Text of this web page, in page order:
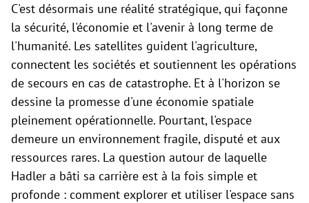
C'est désormais une réalité stratégique, qui façonne
la sécurité, l'économie et l'avenir à long terme de
l'humanité. Les satellites guident l'agriculture,
connectent les sociétés et soutiennent les opérations
de secours en cas de catastrophe. Et à l'horizon se
dessine la promesse d'une économie spatiale
pleinement opérationnelle. Pourtant, l'espace
demeure un environnement fragile, disputé et aux
ressources rares. La question autour de laquelle
Hadler a bâti sa carrière est à la fois simple et
profonde : comment explorer et utiliser l'espace sans